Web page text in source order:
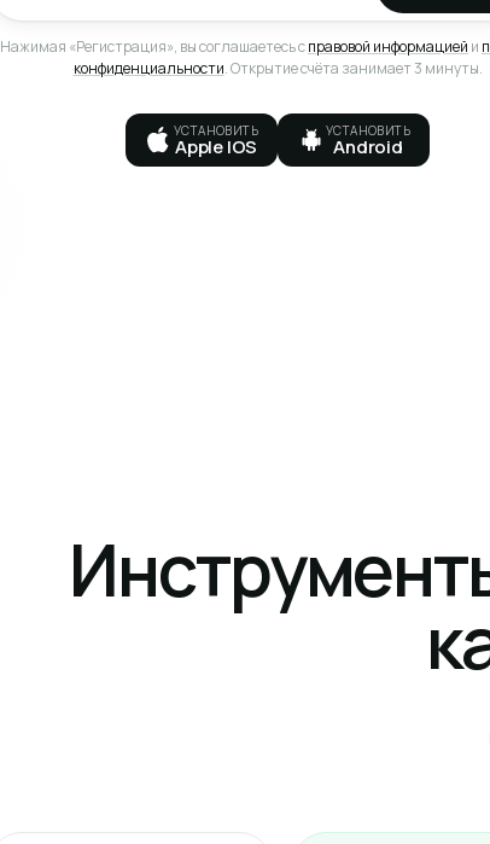
Нажимая «Регистрация», вы соглашаетесь справовой информацией и
конфиденциальности. Открытие счёта занимает 3 минуты.
УСТАНОВИТЬ
Apple IOS
УСТАНОВИТЬ
Android